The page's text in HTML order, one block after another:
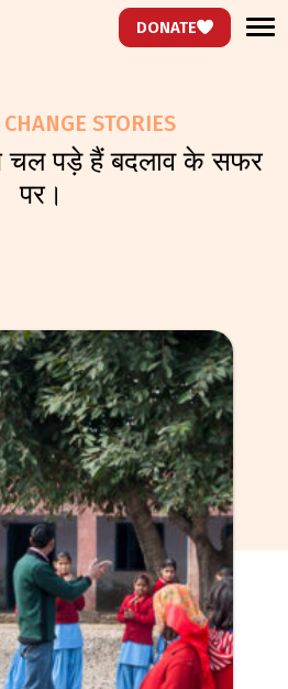
DONATE
CHANGE STORIES
पर।